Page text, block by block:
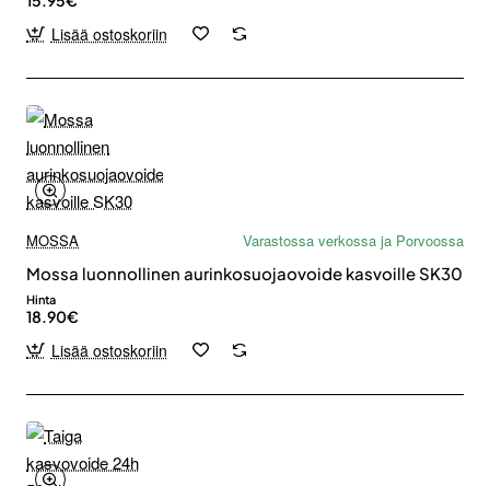
Lisää ostoskoriin
MOSSA
Varastossa verkossa ja Porvoossa
Mossa luonnollinen aurinkosuojaovoide kasvoille SK30
Hinta
18.90€
Lisää ostoskoriin